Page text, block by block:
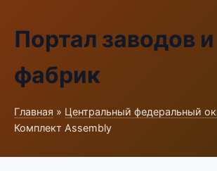
Портал заводов и
фабрик
Главная » Центральный федеральный
Комплект Assembly